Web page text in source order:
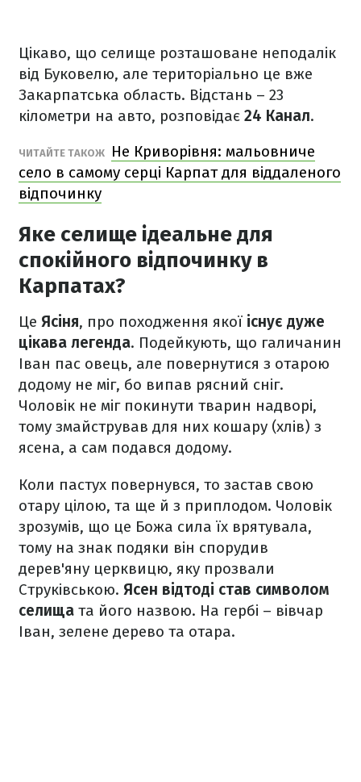
Цікаво, що селище розташоване неподалік
від Буковелю, але територіально це вже
Закарпатська область. Відстань – 23
кілометри на авто, розповідає 24 Канал.
ЧИТАЙТЕ ТАКОЖ
Не Криворівня: мальовниче
село в самому серці Карпат для віддаленого
відпочинку
Яке селище ідеальне для
спокійного відпочинку в
Карпатах?
Це Ясіня, про походження якої існує дуже
цікава легенда. Подейкують, що галичанин
Іван пас овець, але повернутися з отарою
додому не міг, бо випав рясний сніг.
Чоловік не міг покинути тварин надворі,
тому змайстрував для них кошару (хлів) з
ясена, а сам подався додому.
Коли пастух повернувся, то застав свою
отару цілою, та ще й з приплодом. Чоловік
зрозумів, що це Божа сила їх врятувала,
тому на знак подяки він спорудив
дерев'яну церквицю, яку прозвали
Струківською. Ясен відтоді став символом
селища та його назвою. На гербі – вівчар
Іван, зелене дерево та отара.